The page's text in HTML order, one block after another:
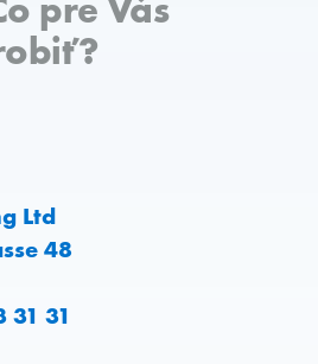
pre Vás
Ltd
48
31 31